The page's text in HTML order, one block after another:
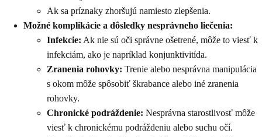
Ak sa príznaky zhoršujú namiesto zlepšenia.
Možné komplikácie a dôsledky nesprávneho liečenia:
Infekcie: Ak nie sú oči správne ošetrené, môže to viesť k
infekciám, ako je napríklad konjunktivitída.
Zranenia rohovky: Trenie alebo nesprávna manipulácia
s okom môže spôsobiť škrabance alebo iné zranenia
rohovky.
Chronické podráždenie: Nesprávna starostlivosť môže
viesť k chronickému podráždeniu alebo suchu očí.